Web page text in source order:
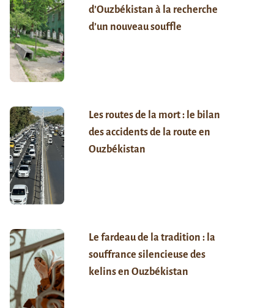
d’Ouzbékistan à la recherche
d’un nouveau souffle
Les routes de la mort : le bilan
des accidents de la route en
Ouzbékistan
Le fardeau de la tradition : la
souffrance silencieuse des
kelins en Ouzbékistan